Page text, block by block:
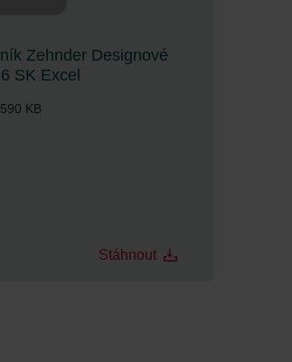
Zehnder Designové
SK Excel
KB
Stáhnout